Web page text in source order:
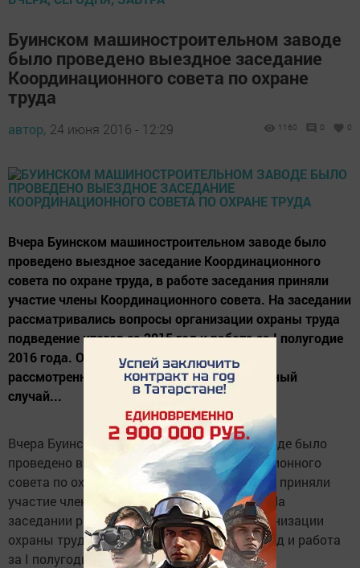
Буинском машиностроительном заводе
было проведено выездное заседание
Координационного совета по охране
труда
автор, 24 июня 2016 - 12:29 1160 0 0
Вчера Буинском машиностроительном заводе было
проведено выездное заседание Координационного
совета по охране труда, в работе заседания приняли
участие члены Координационного совета. На заседании
рассматривались вопросы организации охраны труда
подведение итогов за 2015 год и работа за I полугодие
2016 года. Одним из ключевых вопросов,
рассмотренных на заседании, стал несчастный
случай...
Вчера Буинском машиностроительном заводе было
проведено выездное заседание Координационного
совета по охране труда, в работе заседания приняли
участие члены Координационного совета. На
заседании рассматривались вопросы организации
охраны труда подведение итогов за 2015 год и работа
за I полугодие 2016 года.